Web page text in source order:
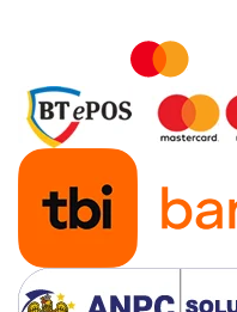
■ Ulei motor MANNOL
■ Ulei motor KROON
■ Ulei motor KROSS
■ Ulei motor SELENIA
■ Ulei motor CYCLON
■ Ulei motor OEM
Ulei motor DACIA
Ulei motor RENAULT